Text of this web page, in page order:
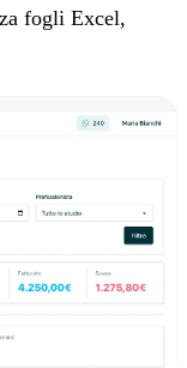
fogli Excel,